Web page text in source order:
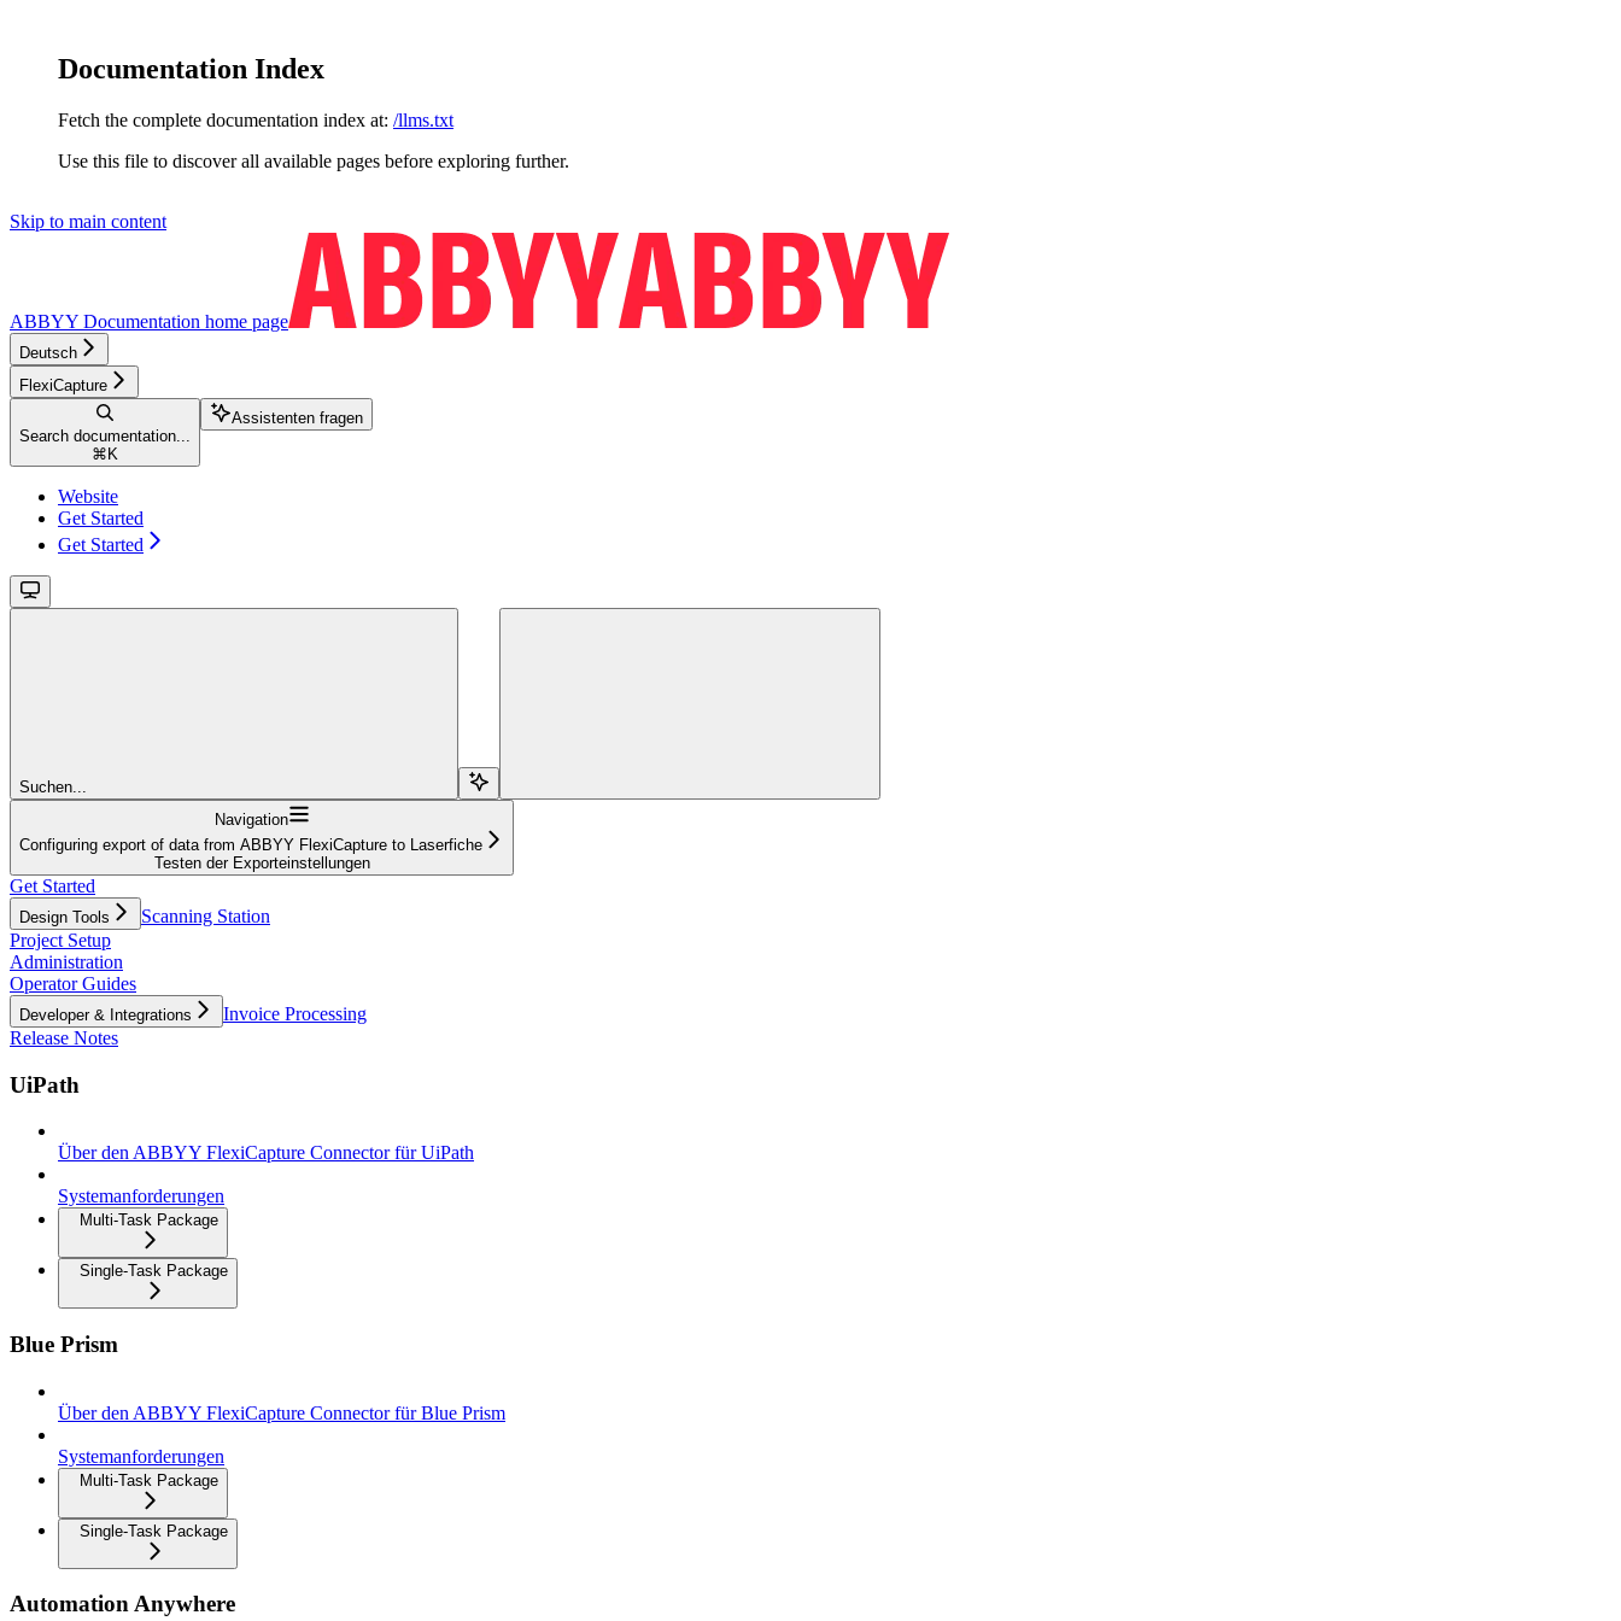
Documentation Index
Fetch the complete documentation index at: /llms.txt
Use this file to discover all available pages before exploring further.
Skip to main content
ABBYY Documentation home page
Deutsch
FlexiCapture
Search documentation...
⌘ K
Assistenten fragen
Website
Get Started
Get Started
Suchen...
Navigation
Configuring export of data from ABBYY FlexiCapture to Laserfiche
Testen der Exporteinstellungen
Get Started
Design Tools
Scanning Station
Project Setup
Administration
Operator Guides
Developer & Integrations
Invoice Processing
Release Notes
UiPath
Über den ABBYY FlexiCapture Connector für UiPath
Systemanforderungen
Multi-Task Package
Single-Task Package
Blue Prism
Über den ABBYY FlexiCapture Connector für Blue Prism
Systemanforderungen
Multi-Task Package
Single-Task Package
Automation Anywhere